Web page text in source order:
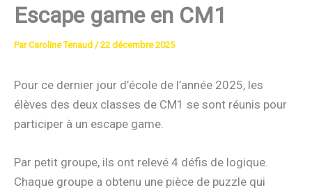
Escape game en CM1
ParCaroline Tenaud /22 décembre 2025
Pour ce dernier jour d’école de l’année 2025, les
élèves des deux classes de CM1 se sont réunis pour
participer à un escape game.
Par petit groupe, ils ont relevé 4 défis de logique.
Chaque groupe a obtenu une pièce de puzzle qui